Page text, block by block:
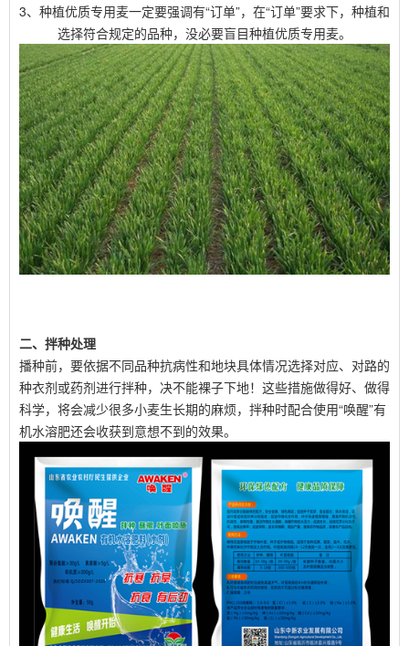
3、种植优质专用麦一定要强调有“订单”，在“订单”要求下，种植和
选择符合规定的品种，没必要盲目种植优质专用麦。
二、拌种处理
播种前，要依据不同品种抗病性和地块具体情况选择对应、对路的
种衣剂或药剂进行拌种，决不能裸子下地！这些措施做得好、做得
科学，将会减少很多小麦生长期的麻烦，拌种时配合使用“唤醒”有
机水溶肥还会收获到意想不到的效果。